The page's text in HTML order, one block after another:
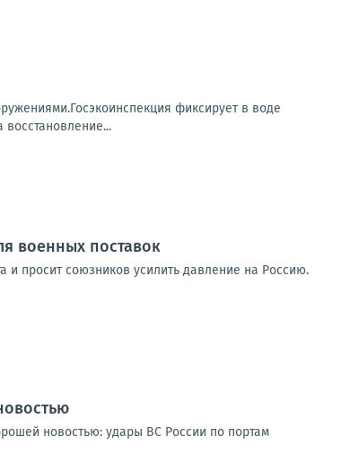
фиксирует в воде
военных поставок
и просит союзников усилить давление на Россию.
новостью: удары ВС России по портам